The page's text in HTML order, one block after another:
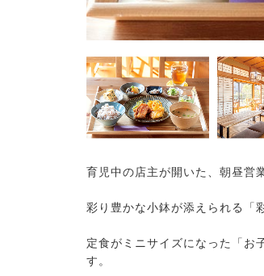
育児中の店主が開いた、朝昼営
彩り豊かな小鉢が添えられる「
定食がミニサイズになった「お
す。